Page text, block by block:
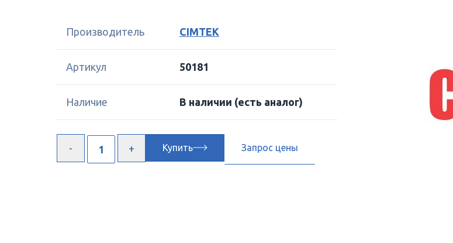
Производитель CIMTEK
Артикул 50181
Наличие В наличии (есть аналог)
Купить Запрос цены